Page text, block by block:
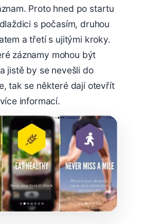
Proto hned po startu
s počasím, druhou
a třetí s ujitými kroky.
záznamy mohou být
jistě by se nevešli do
tak se některé dají otevřít
informací.